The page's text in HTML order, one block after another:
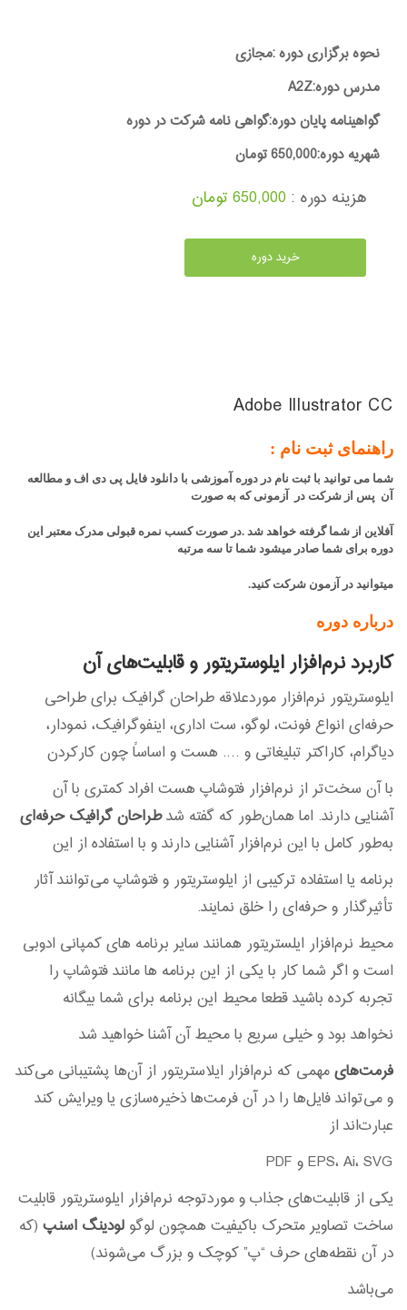
نحوه برگزاری دوره :مجازی
مدرس دوره:A2Z
گواهینامه پایان دوره:گواهی نامه شرکت در دوره
شهریه دوره:650,000 تومان
هزینه دوره : 650,000 تومان
خرید دوره
Adobe Illustrator CC
راهنمای ثبت نام :
شما می توانید با ثبت نام در دوره آموزشی با دانلود فایل پی دی اف و مطالعه
آن پس از شرکت در آزمونی که به صورت
آفلاین از شما گرفته خواهد شد .در صورت کسب نمره قبولی مدرک معتبر این
دوره برای شما صادر میشود شما تا سه مرتبه
میتوانید در آزمون شرکت کنید.
درباره دوره
کاربرد نرم‌افزار ایلوستریتور و قابلیت‌های آن
ایلوستریتور نرم‌افزار موردعلاقه طراحان گرافیک برای طراحی
حرفه‌ای انواع فونت، لوگو، ست اداری، اینفوگرافیک، نمودار،
دیاگرام، کاراکتر تبلیغاتی و …. هست و اساساً چون کارکردن
با آن سخت‌تر از نرم‌افزار فتوشاپ هست افراد کمتری با آن
آشنایی دارند. اما همان‌طور که گفته شدطراحان گرافیک حرفه‌ای
به‌طور کامل با این نرم‌افزار آشنایی دارند و با استفاده از این
برنامه یا استفاده ترکیبی از ایلوستریتور و فتوشاپ می‌توانند آثار
تأثیرگذار و حرفه‌ای را خلق نمایند.
محیط نرم‌افزار ایلستریتور همانند سایر برنامه های کمپانی ادوبی
است و اگر شما کار با یکی از این برنامه ها مانند فتوشاپ را
تجربه کرده باشید قطعا محیط این برنامه برای شما بیگانه
نخواهد بود و خیلی سریع با محیط آن آشنا خواهید شد
فرمت‌هایمهمی که نرم‌افزار ایلاستریتور از آن‌ها پشتیبانی می‌کند
و می‌تواند فایل‌ها را در آن فرمت‌ها ذخیره‌سازی یا ویرایش کند
عبارت‌اند از
EPS، Ai، SVG و PDF
یکی از قابلیت‌های جذاب و موردتوجه نرم‌افزار ایلوستریتور قابلیت
ساخت تصاویر متحرک باکیفیت همچون لوگو لودینگ اسنپ (که
در آن نقطه‌های حرف “پ” کوچک و بزرگ می‌شوند)
می‌باشد